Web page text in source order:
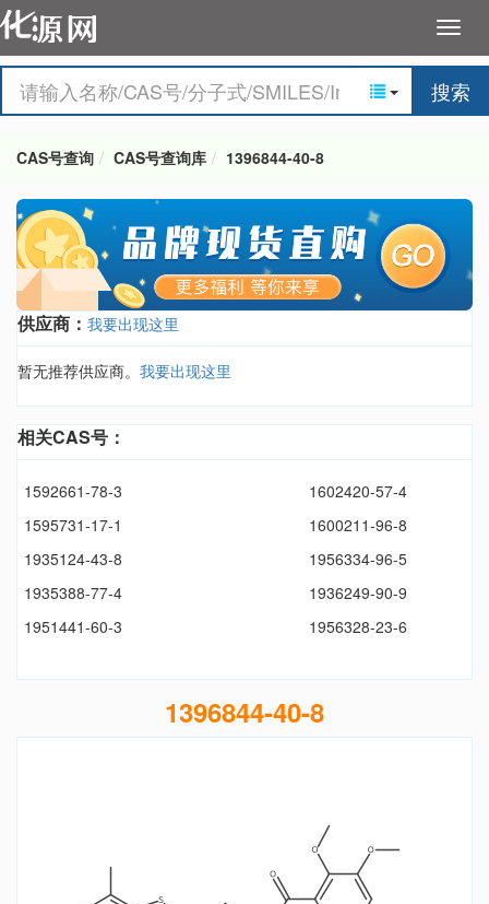
搜索
CAS号查询 CAS号查询库 1396844-40-8
供应商： 我要出现这里
暂无推荐供应商。 我要出现这里
相关CAS号：
1592661-78-3
1602420-57-4
1595731-17-1
1600211-96-8
1935124-43-8
1956334-96-5
1935388-77-4
1936249-90-9
1951441-60-3
1956328-23-6
1396844-40-8